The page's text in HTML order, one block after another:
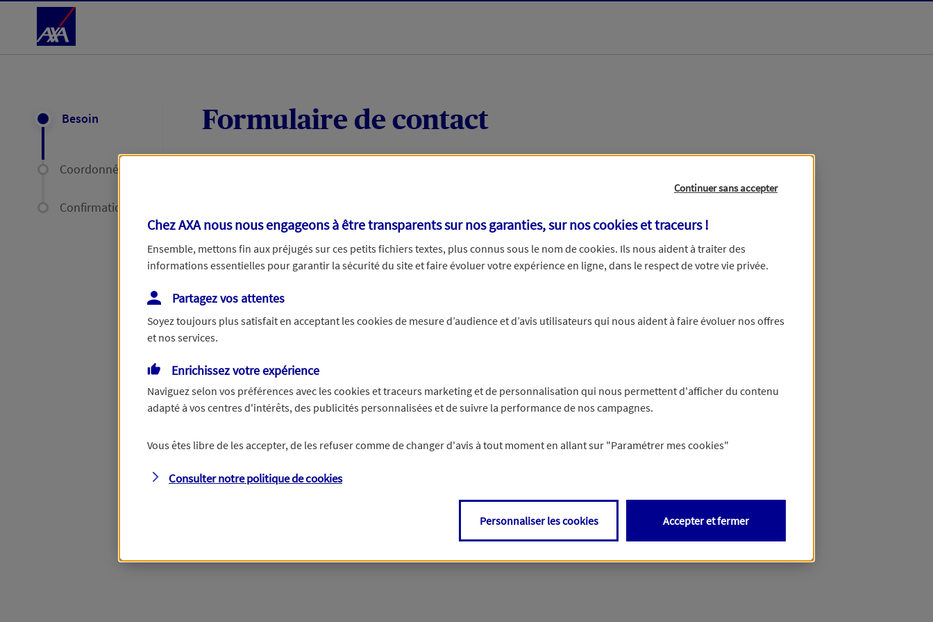
Accéder au Contenu
Besoin
Coordonnées
Confirmation
Formulaire de contact
Votre message :
Vous disposez de droits sur les informations vous concernant. Pour plus d’informations,
Continuer sans accepter
Chez AXA nous nous engageons à être transparents sur nos garanties, sur noscookies et traceurs!
Ensemble, mettons fin aux préjugés sur ces petits fichiers textes, plus connus sous le nom decookies. Ils nous aident à traiter des
informations essentielles pour garantir la sécurité du site et faire évoluer votre expérience en ligne, dans le respect de votre vie privée.
Partagez vos attentes
Soyez toujours plus satisfait en acceptant lescookiesde mesure d’audience et d’avis utilisateurs qui nous aident à faire évoluer nos offres
et nos services.
Enrichissez votre expérience
Naviguez selon vos préférences avec lescookies et traceurs marketing et de personnalisation qui nous permettent d'afficher du contenu
adapté à vos centres d'intérêts, des publicités personnalisées et de suivre la performance de nos campagnes.
Vous êtes libre de les accepter, de les refuser comme de changer d'avis à tout moment en allant sur "Paramétrer mescookies"
Consulter notre politique decookies
Personnaliser les cookies Accepter et fermer